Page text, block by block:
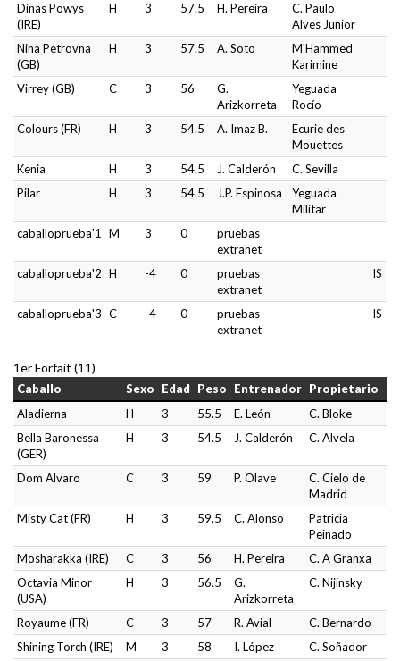
Dinas Powys
(IRE)
H 3 57.5 H. Pereira
C. Paulo
Alves Junior
Nina Petrovna
(GB)
H 3 57.5 A. Soto
M'Hammed
Karimine
Virrey (GB)
C 3 56
G.
Arizkorreta
Yeguada
Rocío
Colours (FR)
H 3 54.5 A. Imaz B.
Ecurie des
Mouettes
Kenia
H 3 54.5 J. Calderón
C. Sevilla
Pilar
H 3 54.5 J.P. Espinosa
Yeguada
Militar
caballoprueba'1
M 3 0
pruebas
extranet
caballoprueba'2 H -4 0
pruebas
extranet
IS
caballoprueba'3 C -4 0
pruebas
extranet
IS
1er Forfait (11)
Caballo Sexo Edad Peso Entrenador Propietario
Aladierna
H 3 55.5 E. León
C. Bloke
Bella Baronessa
(GER)
H 3 54.5 J. Calderón C. Alvela
Dom Alvaro C 3 59 P. Olave
C. Cielo de
Madrid
Misty Cat (FR)
H 3 59.5 C. Alonso
Patricia
Peinado
Mosharakka (IRE)
C 3 56 H. Pereira
C. A Granxa
Octavia Minor
(USA)
H 3 56.5
G.
Arizkorreta
C. Nijinsky
Royaume (FR) C 3 57 R. Avial
C. Bernardo
Shining Torch (IRE)
M 3 58 I. López
C. Soñador